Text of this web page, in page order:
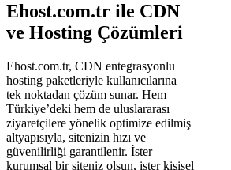
Ehost.com.tr ile CDN
ve Hosting Çözümleri
Ehost.com.tr, CDN entegrasyonlu
hosting paketleriyle kullanıcılarına
tek noktadan çözüm sunar. Hem
Türkiye’deki hem de uluslararası
ziyaretçilere yönelik optimize edilmiş
altyapısıyla, sitenizin hızı ve
güvenilirliği garantilenir. İster
kurumsal bir siteniz olsun, ister kişisel